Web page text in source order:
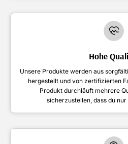
Hohe
Unsere Produkte werden aus
hergestellt und von zertifizierten
Produkt durchläuft mehrere
sicherzustellen, dass du